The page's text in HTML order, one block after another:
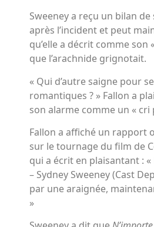
Sweeney a reçu un bilan
après l’incident et peut
qu’elle a décrit comme son
que l’arachnide grignotait.
« Qui d’autre saigne pour
romantiques ? » Fallon a
son alarme comme un « cri
Fallon a affiché un rapport
sur le tournage du film de
qui a écrit en plaisantant :
– Sydney Sweeney (Cast
par une araignée,
»